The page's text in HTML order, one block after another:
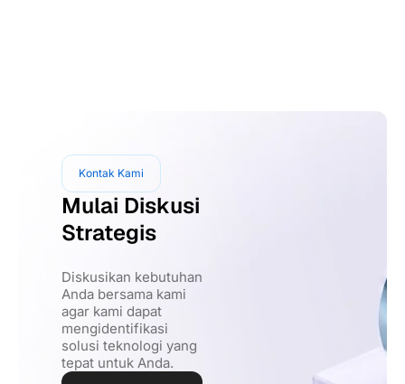
Kontak Kami
Mulai Diskusi
Strategis
Diskusikan kebutuhan
Anda bersama kami
agar kami dapat
mengidentifikasi
solusi teknologi yang
tepat untuk Anda.